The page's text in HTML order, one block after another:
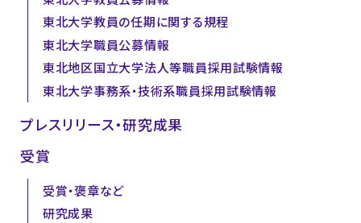
東北大学教員の任期に関する規程
東北大学職員公募情報
東北地区国立大学法人等職員採用試験情報
東北大学事務系・技術系職員採用試験情報
プレスリリース・研究成果
受賞
受賞・褒章など
研究成果